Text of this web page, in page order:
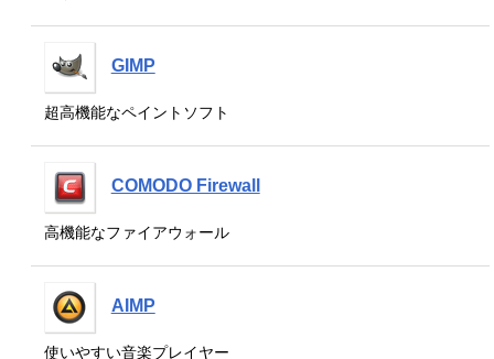
GIMP
超高機能なペイントソフト
COMODO Firewall
高機能なファイアウォール
AIMP
使いやすい音楽プレイヤー